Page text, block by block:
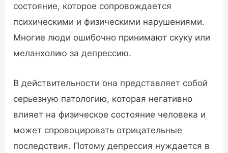
состояние, которое сопровождается
психическими и физическими нарушениями.
Многие люди ошибочно принимают скуку или
меланхолию за депрессию.
В действительности она представляет собой
серьезную патологию, которая негативно
влияет на физическое состояние человека и
может спровоцировать отрицательные
последствия. Потому депрессия нуждается в